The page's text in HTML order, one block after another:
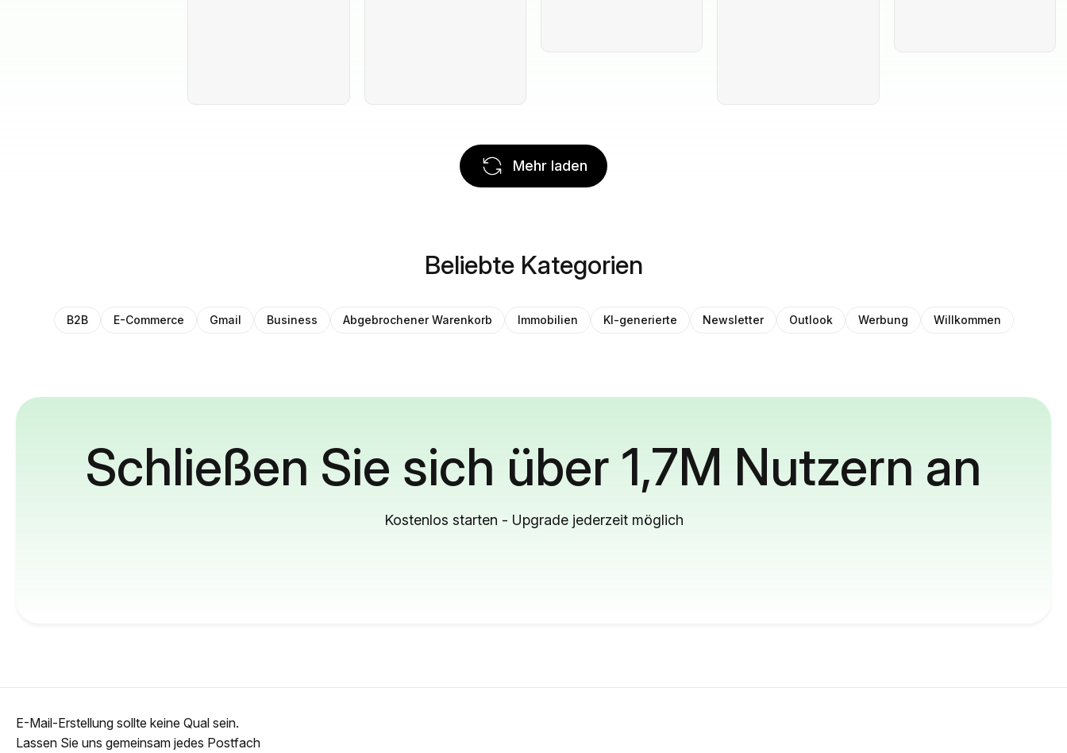
Mehr laden
Beliebte Kategorien
B2B E-Commerce Gmail Business Abgebrochener Warenkorb Immobilien KI-generierte Newsletter Outlook Werbung Willkommen
Schließen Sie sich über 1,7M Nutzern an
Kostenlos starten - Upgrade jederzeit möglich
E-Mail-Erstellung sollte keine Qual sein.
Lassen Sie uns gemeinsam jedes Postfach